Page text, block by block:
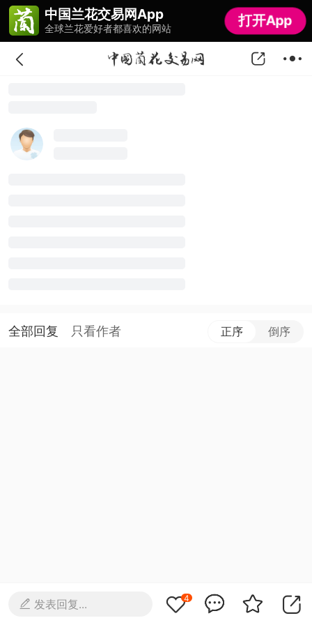
中国兰花交易网App
全球兰花爱好者都喜欢的网站 打开App
中国兰花交易网App
全球兰花爱好者都喜欢的网站 打开App
全部回复 只看作者 正序 倒序
发表回复...
4